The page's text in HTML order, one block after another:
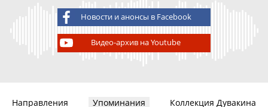
Новости и анонсы в Facebook
Видео-архив на Youtube
Направления Упоминания
Коллекция Дувакина